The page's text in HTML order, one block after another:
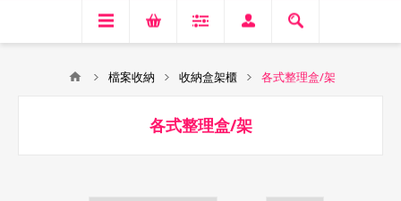
檔案收納 收納盒架櫃 各式整理盒/架
各式整理盒/架